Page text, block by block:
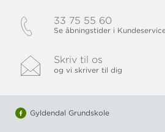
33 75 55 60
Se åbningstider i
Skriv til os
og vi skriver til dig
Gyldendal Grundskole